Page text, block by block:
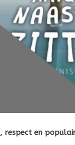
respect en